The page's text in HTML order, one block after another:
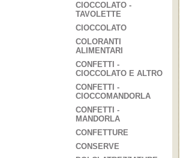
CIOCCOLATO -
TAVOLETTE
CIOCCOLATO
COLORANTI
ALIMENTARI
CONFETTI -
CIOCCOLATO E ALTRO
CONFETTI -
CIOCCOMANDORLA
CONFETTI -
MANDORLA
CONFETTURE
CONSERVE